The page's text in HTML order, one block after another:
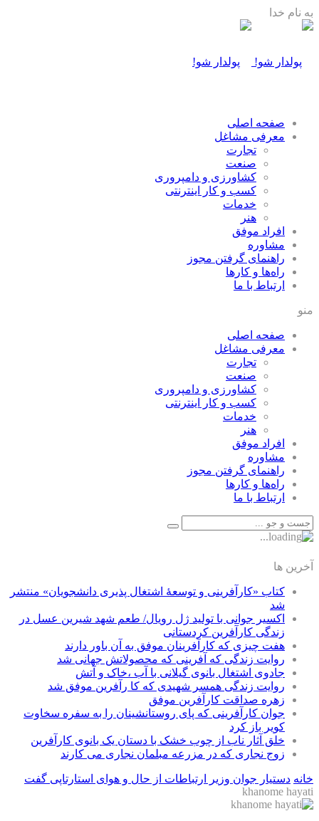
به نام خدا
صفحه اصلی
معرفی مشاغل
تجارت
صنعت
كشاورزی و دامپروری
كسب و كار اينترنتی
خدمات
هنر
افراد موفق
مشاوره
راهنمای گرفتن مجوز
راه‌ها و كارها
ارتباط با ما
منو
صفحه اصلی
معرفی مشاغل
تجارت
صنعت
كشاورزی و دامپروری
كسب و كار اينترنتی
خدمات
هنر
افراد موفق
مشاوره
راهنمای گرفتن مجوز
راه‌ها و كارها
ارتباط با ما
آخرین ها
کتاب «کارآفرینی و توسعۀ اشتغال پذیری دانشجویان» منتشر
شد
اکسیر جوانی با تولید ژل رویال/ طعم شهد شیرین عسل‌ در
زندگی کارآفرین کردستانی
هفت چیزی که کارآفرینان موفق به آن باور دارند
روایت زندگی که آفرینی که محصولاتش جهانی شد
جادوی اشتغال بانوی گیلانی با آب ،خاک و آتش
روایت زندگی همسر شهیدی که کا رآفرین موفق شد
زهره صداقت کارآفرین موفق
جوان کارآفرینی که پای روستانشینان را به سفره سخاوت
کویر باز کرد
خلق آثار ناب از چوب خشک با دستان یک بانوی کارآفرین
زوج نجاری که در مزرعه مبلمان نجاری می کارند
خانه دستیار جوان وزیر ارتباطات از حال و هوای استارتاپی گفت
khanome hayati